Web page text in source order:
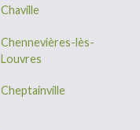
Chaville
Chennevières-lès-
Louvres
Cheptainville